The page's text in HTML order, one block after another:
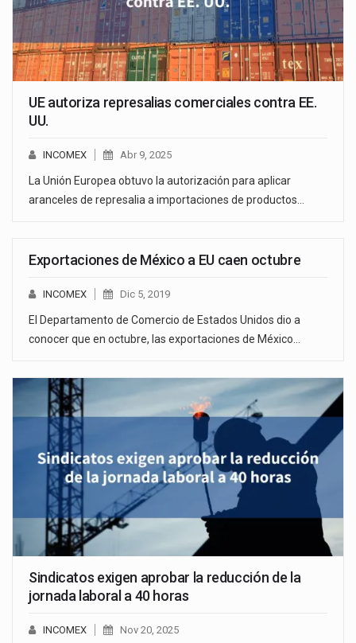
UE autoriza represalias comerciales contra EE.
UU.
INCOMEX Abr 9, 2025
La Unión Europea obtuvo la autorización para aplicar
aranceles de represalia a importaciones de productos…
Exportaciones de México a EU caen octubre
INCOMEX Dic 5, 2019
El Departamento de Comercio de Estados Unidos dio a
conocer que en octubre, las exportaciones de México…
Sindicatos exigen aprobar la reducción de la
jornada laboral a 40 horas
INCOMEX Nov 20, 2025